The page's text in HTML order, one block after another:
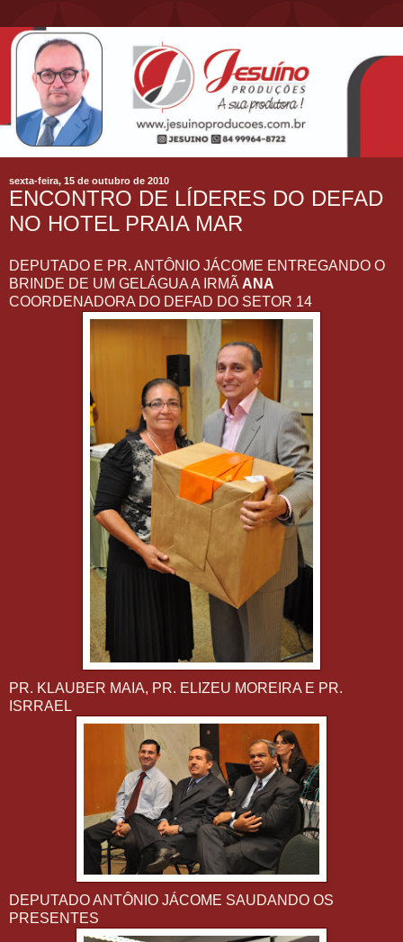
sexta-feira, 15 de outubro de 2010
ENCONTRO DE LÍDERES DO DEFAD
NO HOTEL PRAIA MAR
DEPUTADO E PR. ANTÔNIO JÁCOME ENTREGANDO O
BRINDE DE UM GELÁGUA A IRMÃANA
COORDENADORA DO DEFAD DO SETOR 14
PR. KLAUBER MAIA, PR. ELIZEU MOREIRA E PR.
ISRRAEL
DEPUTADO ANTÔNIO JÁCOME SAUDANDO OS
PRESENTES